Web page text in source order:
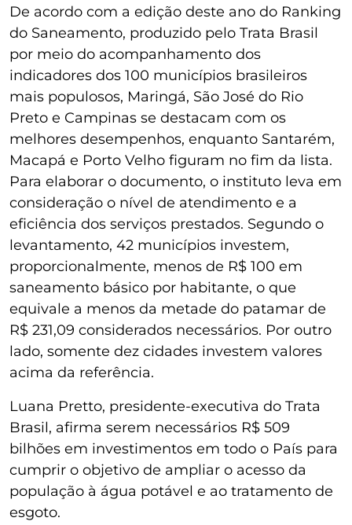
De acordo com a edição deste ano do Ranking
do Saneamento, produzido pelo Trata Brasil
por meio do acompanhamento dos
indicadores dos 100 municípios brasileiros
mais populosos, Maringá, São José do Rio
Preto e Campinas se destacam com os
melhores desempenhos, enquanto Santarém,
Macapá e Porto Velho figuram no fim da lista.
Para elaborar o documento, o instituto leva em
consideração o nível de atendimento e a
eficiência dos serviços prestados. Segundo o
levantamento, 42 municípios investem,
proporcionalmente, menos de R$ 100 em
saneamento básico por habitante, o que
equivale a menos da metade do patamar de
R$ 231,09 considerados necessários. Por outro
lado, somente dez cidades investem valores
acima da referência.
Luana Pretto, presidente-executiva do Trata
Brasil, afirma serem necessários R$ 509
bilhões em investimentos em todo o País para
cumprir o objetivo de ampliar o acesso da
população à água potável e ao tratamento de
esgoto.